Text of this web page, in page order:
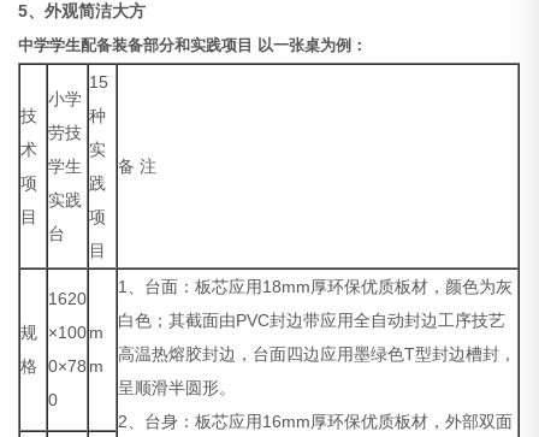
5、外观简洁大方
中学学生配备装备部分和实践项目 以一张桌为例：
技
术
项
目
小学
劳技
学生
实践
台
15
种
实
践
项
目
备 注
规
格
1620
×100
0×78
0
m
m
1、台面：板芯应用18mm厚环保优质板材，颜色为灰
白色；其截面由PVC封边带应用全自动封边工序技艺
高温热熔胶封边，台面四边应用墨绿色T型封边槽封，
呈顺滑半圆形。
2、台身：板芯应用16mm厚环保优质板材，外部双面